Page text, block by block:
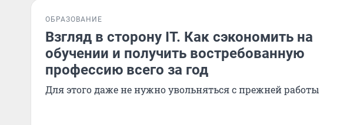
ОБРАЗОВАНИЕ
Взгляд в сторону IT. Как сэкономить на
обучении и получить востребованную
профессию всего за год
Для этого даже не нужно увольняться с прежней работы